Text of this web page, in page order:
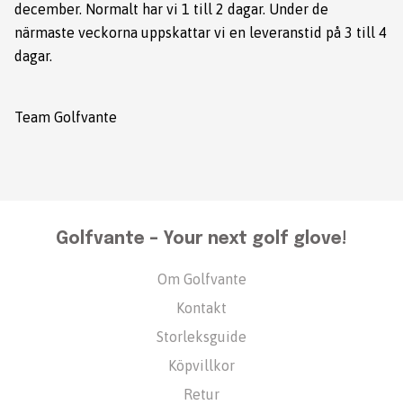
december. Normalt har vi 1 till 2 dagar. Under de
närmaste veckorna uppskattar vi en leveranstid på 3 till 4
dagar.
Team Golfvante
Golfvante – Your next golf glove!
Om Golfvante
Kontakt
Storleksguide
Köpvillkor
Retur